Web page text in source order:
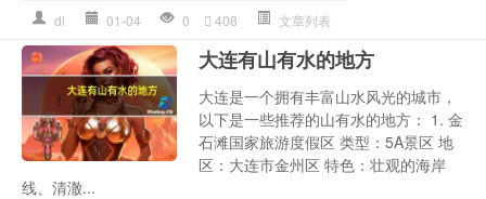
dl 01-04 0 408 文章列表
大连有山有水的地方
大连是一个拥有丰富山水风光的城市，
以下是一些推荐的山有水的地方： 1. 金
石滩国家旅游度假区 类型：5A景区 地
区：大连市金州区 特色：壮观的海岸
线、清澈...